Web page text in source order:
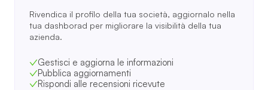
Rivendica il profilo della tua società, aggiornalo nella
tua dashborad per migliorare la visibilità della tua
azienda.
Gestisci e aggiorna le informazioni
Pubblica aggiornamenti
Rispondi alle recensioni ricevute